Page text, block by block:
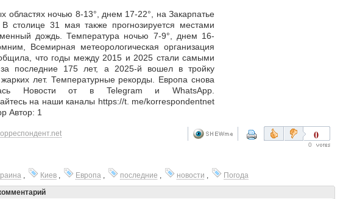
областях ночью 8-13°, днем 17-22°, на Закарпатье
столице 31 мая также прогнозируется местами
дождь. Температура ночью 7-9°, днем 16-
Всемирная метеорологическая организация
что годы между 2015 и 2025 стали самыми
последние 175 лет, а 2025-й вошел в тройку
лет. Температурные рекорды. Европа снова
Новости от в Telegram и WhatsApp.
на наши каналы https://t. me/korrespondentnet
Автор: 1
0
0
, Киев , Европа , последние , новости ,
Погода